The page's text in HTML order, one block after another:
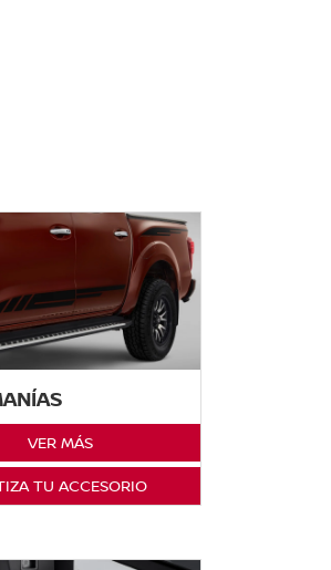
VER MÁS
TU ACCESORIO